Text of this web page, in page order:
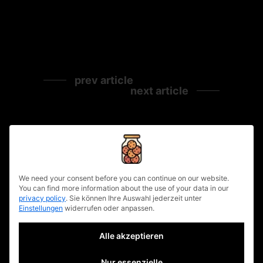
prev article
next article
Related Posts
privacy policy
We need your consent before you can continue on our website.
You can find more information about the use of your data in our
privacy policy. Sie können Ihre Auswahl jederzeit unter
Einstellungen widerrufen oder anpassen.
Alle akzeptieren